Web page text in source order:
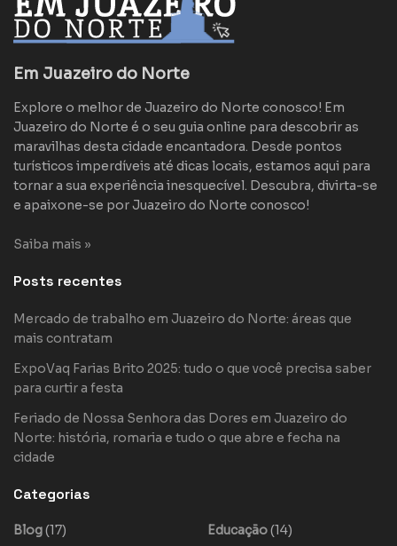
Em Juazeiro do Norte
Explore o melhor de Juazeiro do Norte conosco! Em
Juazeiro do Norte é o seu guia online para descobrir as
maravilhas desta cidade encantadora. Desde pontos
turísticos imperdíveis até dicas locais, estamos aqui para
tornar a sua experiência inesquecível. Descubra, divirta-se
e apaixone-se por Juazeiro do Norte conosco!
Saiba mais »
Posts recentes
Mercado de trabalho em Juazeiro do Norte: áreas que
mais contratam
ExpoVaq Farias Brito 2025: tudo o que você precisa saber
para curtir a festa
Feriado de Nossa Senhora das Dores em Juazeiro do
Norte: história, romaria e tudo o que abre e fecha na
cidade
Categorias
Blog(17)
Educação(14)